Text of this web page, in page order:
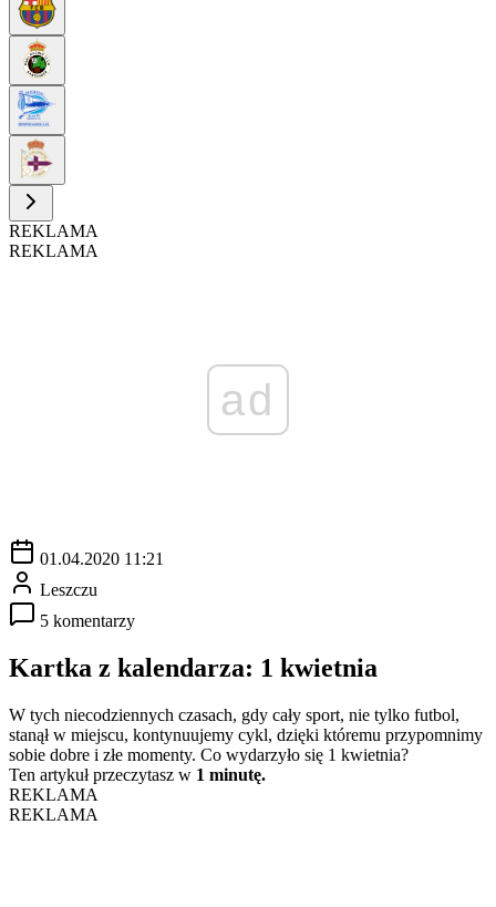
REKLAMA
REKLAMA
ad
01.04.2020 11:21
Leszczu
5 komentarzy
Kartka z kalendarza: 1 kwietnia
W tych niecodziennych czasach, gdy cały sport, nie tylko futbol,
stanął w miejscu, kontynuujemy cykl, dzięki któremu przypomnimy
sobie dobre i złe momenty. Co wydarzyło się 1 kwietnia?
Ten artykuł przeczytasz w 1 minutę.
REKLAMA
REKLAMA